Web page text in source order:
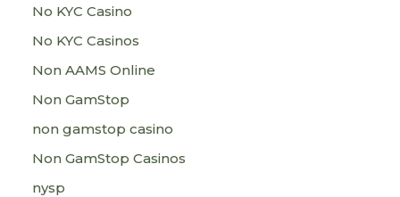
No KYC Casino
No KYC Casinos
Non AAMS Online
Non GamStop
non gamstop casino
Non GamStop Casinos
nysp